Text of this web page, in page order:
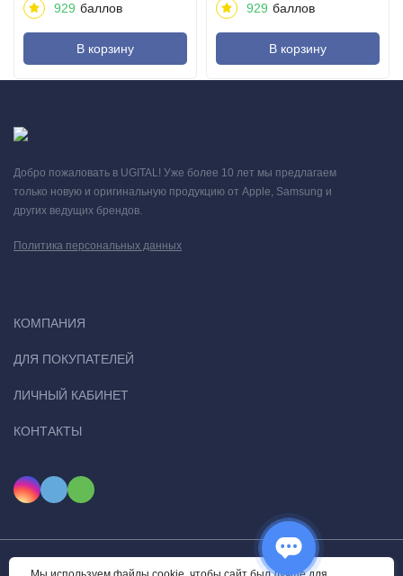
929 баллов
В корзину
929 баллов
В корзину
Добро пожаловать в UGITAL! Уже более 10 лет мы предлагаем
только новую и оригинальную продукцию от Apple, Samsung и
других ведущих брендов.
Политика персональных данных
КОМПАНИЯ
ДЛЯ ПОКУПАТЕЛЕЙ
ЛИЧНЫЙ КАБИНЕТ
КОНТАКТЫ